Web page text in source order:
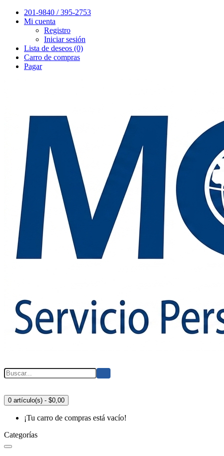
201-9840 / 395-2753
Mi cuenta
Registro
Iniciar sesión
Lista de deseos (0)
Carro de compras
Pagar
0 artículo(s) - $0,00
¡Tu carro de compras está vacío!
Categorías